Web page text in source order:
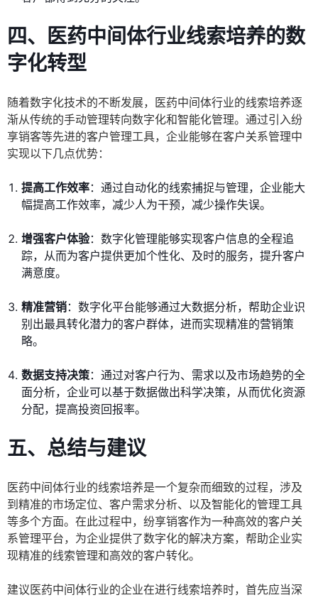
四、医药中间体行业线索培养的数
字化转型
随着数字化技术的不断发展，医药中间体行业的线索培养逐
渐从传统的手动管理转向数字化和智能化管理。通过引入纷
享销客等先进的客户管理工具，企业能够在客户关系管理中
实现以下几点优势：
提高工作效率：通过自动化的线索捕捉与管理，企业能大
幅提高工作效率，减少人为干预，减少操作失误。
增强客户体验：数字化管理能够实现客户信息的全程追
踪，从而为客户提供更加个性化、及时的服务，提升客户
满意度。
精准营销：数字化平台能够通过大数据分析，帮助企业识
别出最具转化潜力的客户群体，进而实现精准的营销策
略。
数据支持决策：通过对客户行为、需求以及市场趋势的全
面分析，企业可以基于数据做出科学决策，从而优化资源
分配，提高投资回报率。
五、总结与建议
医药中间体行业的线索培养是一个复杂而细致的过程，涉及
到精准的市场定位、客户需求分析、以及智能化的管理工具
等多个方面。在此过程中，纷享销客作为一种高效的客户关
系管理平台，为企业提供了数字化的解决方案，帮助企业实
现精准的线索管理和高效的客户转化。
建议医药中间体行业的企业在进行线索培养时，首先应当深